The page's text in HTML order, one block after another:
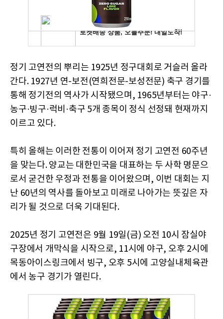
정기 고연전의 뿌리는 1925년 정구대회로 거슬러 올라
간다. 1927년 연-보전(연희전문-보성전문) 축구 경기를
통해 정기전의 역사가 시작됐으며, 1965년부터는 야구·
농구·빙구·럭비·축구 5개 종목이 정식 선정돼 현재까지
이르고 있다.
특히 올해는 이러한 전통이 이어져 정기 고연전 60주년
을 맞는다. 양교는 대한민국을 대표하는 두 사학 명문으
로서 굳건한 우정과 전통을 이어왔으며, 이번 대회는 지
난 60년의 역사를 돌아보고 미래로 나아가는 뜻깊은 자
리가 될 것으로 더욱 기대된다.
2025년 정기 고연전은 9월 19일(금) 오전 10시 잠실야
구장에서 개막식을 시작으로, 11시에 야구, 오후 2시에
목동아이스링크에서 빙구, 오후 5시에 고양실내체육관
에서 농구 경기가 열린다.